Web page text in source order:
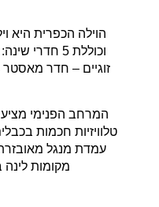
זוגיים – חדר מאסטר
המרחב הפנימי מציע
טלוויזיות חכמות
עמדת מנגל
מקומות לינה בהזמנה מראש